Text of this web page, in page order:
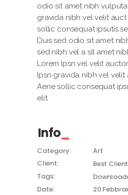
odio sit amet nibh
gravida nibh vel velit
sollic consequat ipsutis
Duis sed odio sit amet
sed nibh vel a sit amet
Lorem Ipsn vel velit
Ipsn gravida nibh vel
Aene sollic consequat
elit.
Info
Category:
Art
Client:
Best Client
Tags:
Date:
20